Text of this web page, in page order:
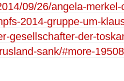
09/26/angela-
2014-gruppe-um-
gesellschafter-der-
sank/#more-19508